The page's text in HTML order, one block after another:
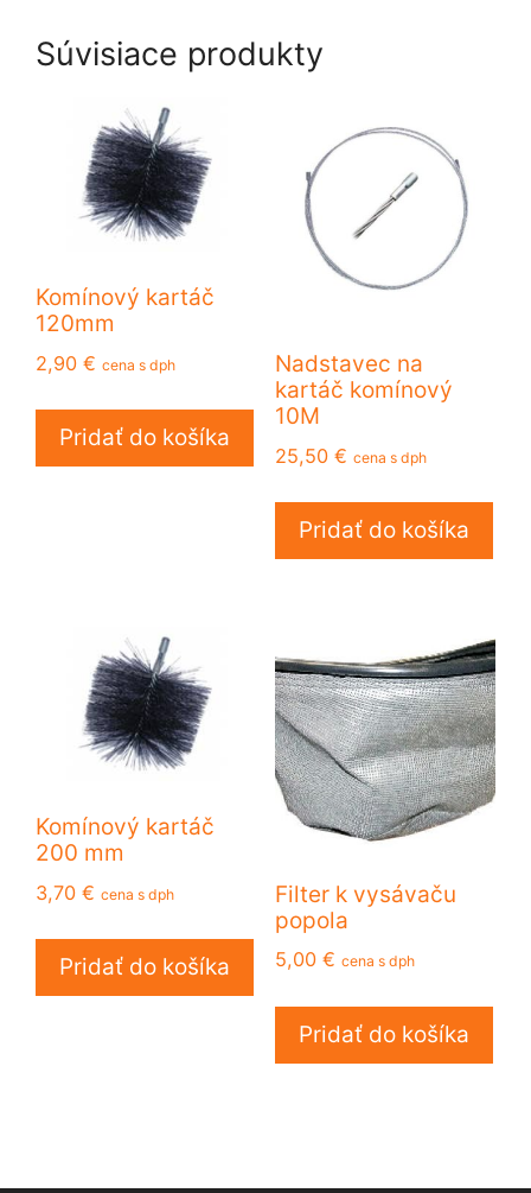
Súvisiace produkty
Komínový kartáč
120mm
2,90 € cena s dph
Pridať do košíka
Nadstavec na
kartáč komínový
10M
25,50 € cena s dph
Pridať do košíka
Komínový kartáč
200 mm
3,70 € cena s dph
Pridať do košíka
Filter k vysávaču
popola
5,00 € cena s dph
Pridať do košíka